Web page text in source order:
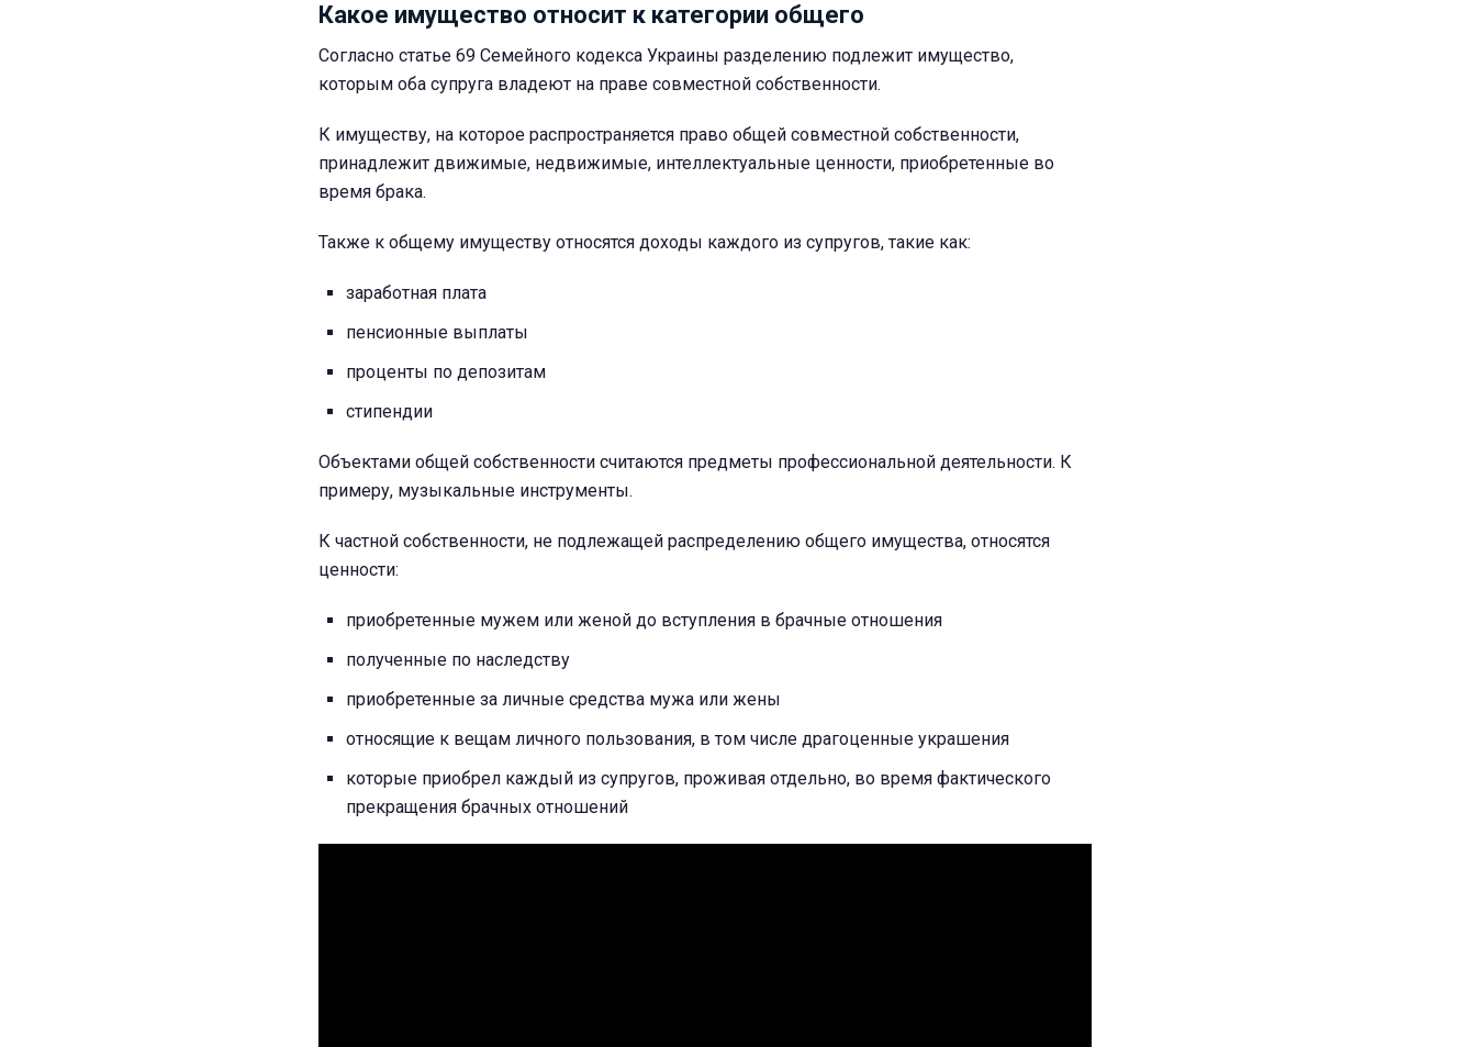
Какое имущество относит к категории общего
Согласно статье 69 Семейного кодекса Украины разделению подлежит имущество,
которым оба супруга владеют на праве совместной собственности.
К имуществу, на которое распространяется право общей совместной собственности,
принадлежит движимые, недвижимые, интеллектуальные ценности, приобретенные во
время брака.
Также к общему имуществу относятся доходы каждого из супругов, такие как:
заработная плата
пенсионные выплаты
проценты по депозитам
стипендии
Объектами общей собственности считаются предметы профессиональной деятельности. К
примеру, музыкальные инструменты.
К частной собственности, не подлежащей распределению общего имущества, относятся
ценности:
приобретенные мужем или женой до вступления в брачные отношения
полученные по наследству
приобретенные за личные средства мужа или жены
относящие к вещам личного пользования, в том числе драгоценные украшения
которые приобрел каждый из супругов, проживая отдельно, во время фактического
прекращения брачных отношений